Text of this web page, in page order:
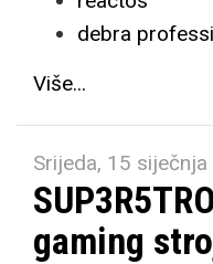
debra
Više...
Srijeda, 15
gaming